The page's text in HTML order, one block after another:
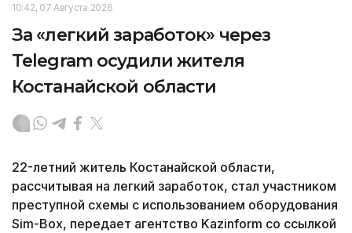
10:42, 07 Августа 2026
За «легкий заработок» через
Telegram осудили жителя
Костанайской области
22-летний житель Костанайской области,
рассчитывая на легкий заработок, стал участником
преступной схемы с использованием оборудования
Sim-Box, передает агентство Kazinform со ссылкой